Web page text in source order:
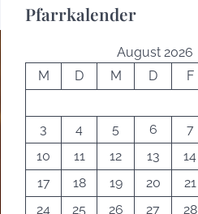
Pfarrkalender
August 2026
M
D M D F
3
4 5 6 7
10
11 12 13 14
17
18 19 20 21
24
25 26 27 28